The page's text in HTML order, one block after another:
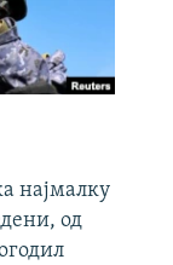
најмалку
од